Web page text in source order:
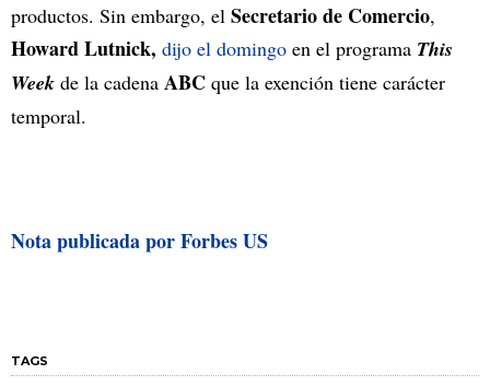
productos. Sin embargo, el Secretario de Comercio,
Howard Lutnick, dijo el domingo en el programa This
Week de la cadena ABC que la exención tiene carácter
temporal.
Nota publicada por Forbes US
TAGS